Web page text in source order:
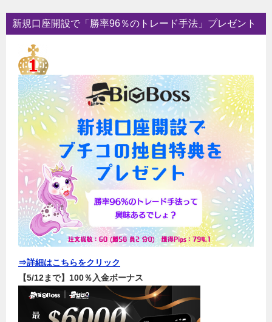
新規口座開設で「勝率96％のトレード手法」プレゼント
⇒詳細はこちらをクリック
【5/12まで】100％入金ボーナス